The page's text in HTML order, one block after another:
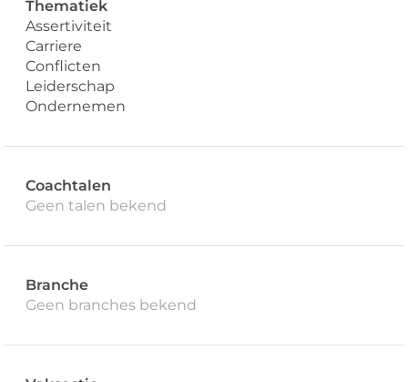
Thematiek
Assertiviteit
Carriere
Conflicten
Leiderschap
Ondernemen
Coachtalen
Geen talen bekend
Branche
Geen branches bekend